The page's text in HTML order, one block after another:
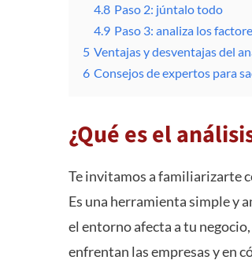
4.8 Paso 2: júntalo todo
4.9 Paso 3: analiza los
5 Ventajas y desventajas del
6 Consejos de expertos para
¿Qué es el
Te invitamos a familiarizarte
Es una herramienta simple y
el entorno afecta a tu
enfrentan las empresas y en